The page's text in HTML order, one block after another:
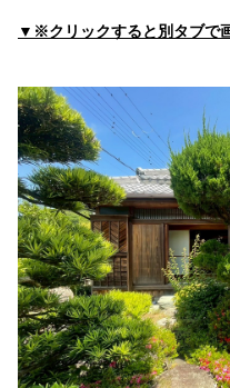
児玉病院
ー和歌山 マップで見る
医療法人 西村会 向陽病院
住所:和歌山県和歌山市津
須佐病院
住所:和歌山県和歌山市吹
飯沼内科医院
住所:和歌山県和歌山市１
奥本医院
住所:和歌山県和歌山市福
▼※クリックすると別タブで